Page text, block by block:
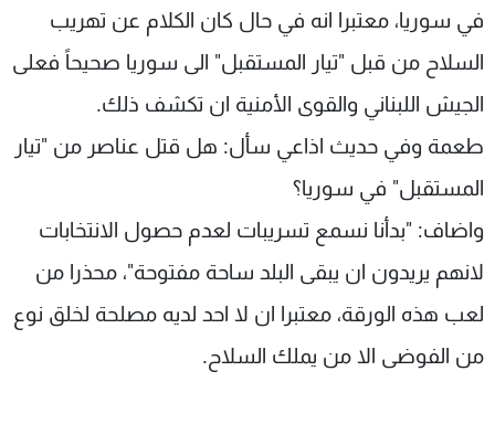
في سوريا، معتبرا انه في حال كان الكلام عن تهريب
السلاح من قبل "تيار المستقبل" الى سوريا صحيحاً فعلى
الجيش اللبناني والقوى الأمنية ان تكشف ذلك.
طعمة وفي حديث اذاعي سأل: هل قتل عناصر من "تيار
المستقبل" في سوريا؟
واضاف: "بدأنا نسمع تسريبات لعدم حصول الانتخابات
لانهم يريدون ان يبقى البلد ساحة مفتوحة"، محذرا من
لعب هذه الورقة، معتبرا ان لا احد لديه مصلحة لخلق نوع
من الفوضى الا من يملك السلاح.
الإنـتـاج
لاعلاناتكم
تواصل معنا
شروط الإسـتخدام
سياسة الخصوصية